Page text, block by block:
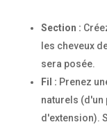
Section :
les cheveux
sera posée.
Fil : Prenez
naturels (d'un
d'extension).